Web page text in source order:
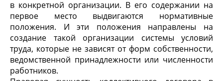
в конкретной организации. В его содержании на
первое место выдвигаются нормативные
положения. И эти положения направлены на
создание такой организации системы условий
труда, которые не зависят от форм собственности,
ведомственной принадлежности или численности
работников.